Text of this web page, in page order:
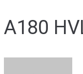
A180